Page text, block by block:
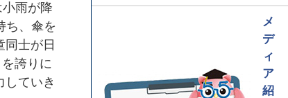
メ
デ
ィ
ア
紹
雨が降
ち、傘を
士が日
誇りに
ていき